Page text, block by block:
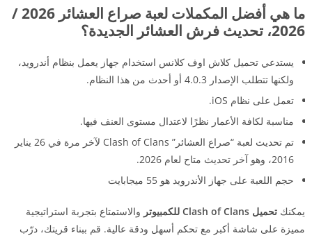
ما هي أفضل المكملات لعبة صراع العشائر 2026 /
2026، تحديث فرش العشائر الجديدة؟
يستدعي تحميل كلاش اوف كلانس استخدام جهاز يعمل بنظام أندرويد،
ولكنها تتطلب الإصدار 4.0.3 أو أحدث من هذا النظام.
تعمل على نظام iOS.
مناسبة لكافة الأعمار نظرًا لاعتدال مستوى العنف فيها.
تم تحديث لعبة “صراع العشائر” Clash of Clans لآخر مرة في 26 يناير
2016، وهو آخر تحديث متاح لعام 2026.
حجم اللعبة على جهاز الأندرويد هو 55 ميجابايت
يمكنك تحميل Clash of Clans للكمبيوتر
والاستمتاع بتجربة استراتيجية
مميزة على شاشة أكبر مع تحكم أسهل ودقة عالية. قم ببناء قريتك، درّب